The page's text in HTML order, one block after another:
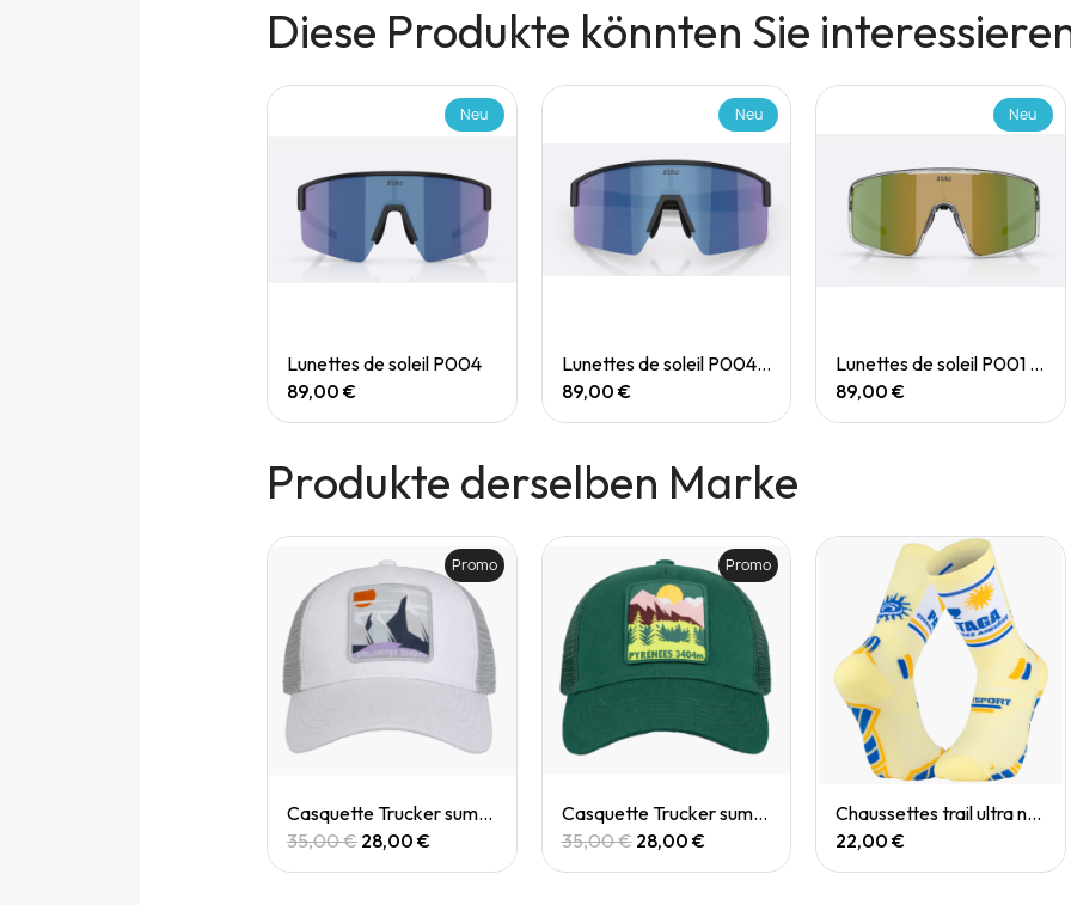
Diese Produkte könnten Sie
Quick View
Neu
Lunettes de soleil P004
89,00 €
Quick View
Neu
Lunettes de soleil P004 Small
89,00 €
Quick View
Neu
Lunettes de soleil P001 Small
89,00 €
Produkte derselben Marke
Quick View
Promo
Casquette Trucker summit dolomites
35,00 € 28,00 €
Quick View
Promo
Casquette Trucker summit pyrenées
35,00 € 28,00 €
Quick View
Chaussettes trail ultra nutrisocks PASTAGA collector
22,00 €